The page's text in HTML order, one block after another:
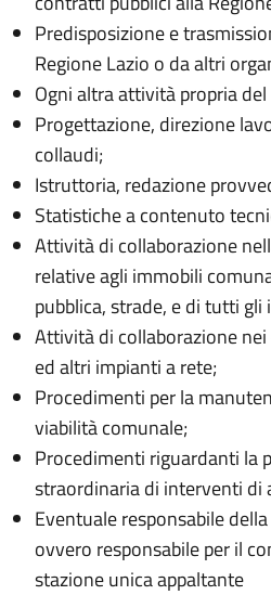
Predisposizione e
Regione Lazio o da altri
Ogni altra attività propria
Progettazione, direzione
collaudi;
Istruttoria, redazione
Statistiche a contenuto
Attività di collaborazione
relative agli immobili
pubblica, strade, e di tutti gli
Attività di collaborazione
ed altri impianti a rete;
Procedimenti per la
viabilità comunale;
Procedimenti riguardanti la
straordinaria di interventi di
Eventuale responsabile
ovvero responsabile per il
stazione unica appaltante